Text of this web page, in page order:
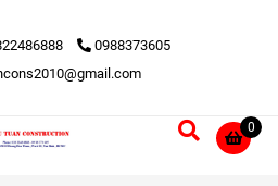
0988373605
0